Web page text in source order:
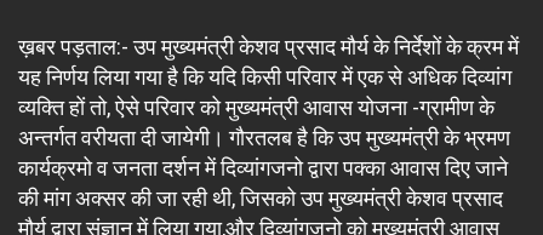
ख़बर पड़ताल:- उप मुख्यमंत्री केशव प्रसाद मौर्य के निर्देशों के क्रम में
यह निर्णय लिया गया है कि यदि किसी परिवार में एक से अधिक दिव्यांग
व्यक्ति हों तो, ऐसे परिवार को मुख्यमंत्री आवास योजना -ग्रामीण के
अन्तर्गत वरीयता दी जायेगी। गौरतलब है कि उप मुख्यमंत्री के भ्रमण
कार्यक्रमो व जनता दर्शन में दिव्यांगजनो द्वारा पक्का आवास दिए जाने
की मांग अक्सर की जा रही थी, जिसको उप मुख्यमंत्री केशव प्रसाद
मौर्य द्वारा संज्ञान में लिया गया,और दिव्यांगजनो को मुख्यमंत्री आवास